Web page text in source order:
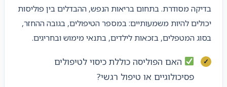
בדיקה מסודרת. בתחום בריאות הנפש, ההבדלים בין פוליסות
יכולים להיות משמעותיים: במספר הטיפולים, בגובה ההחזר,
בסוג המטפלים, בזכאות לילדים, בתנאי מימוש ובחריגים.
האם הפוליסה כוללת כיסוי לטיפולים
פסיכולוגיים או טיפול רגשי?